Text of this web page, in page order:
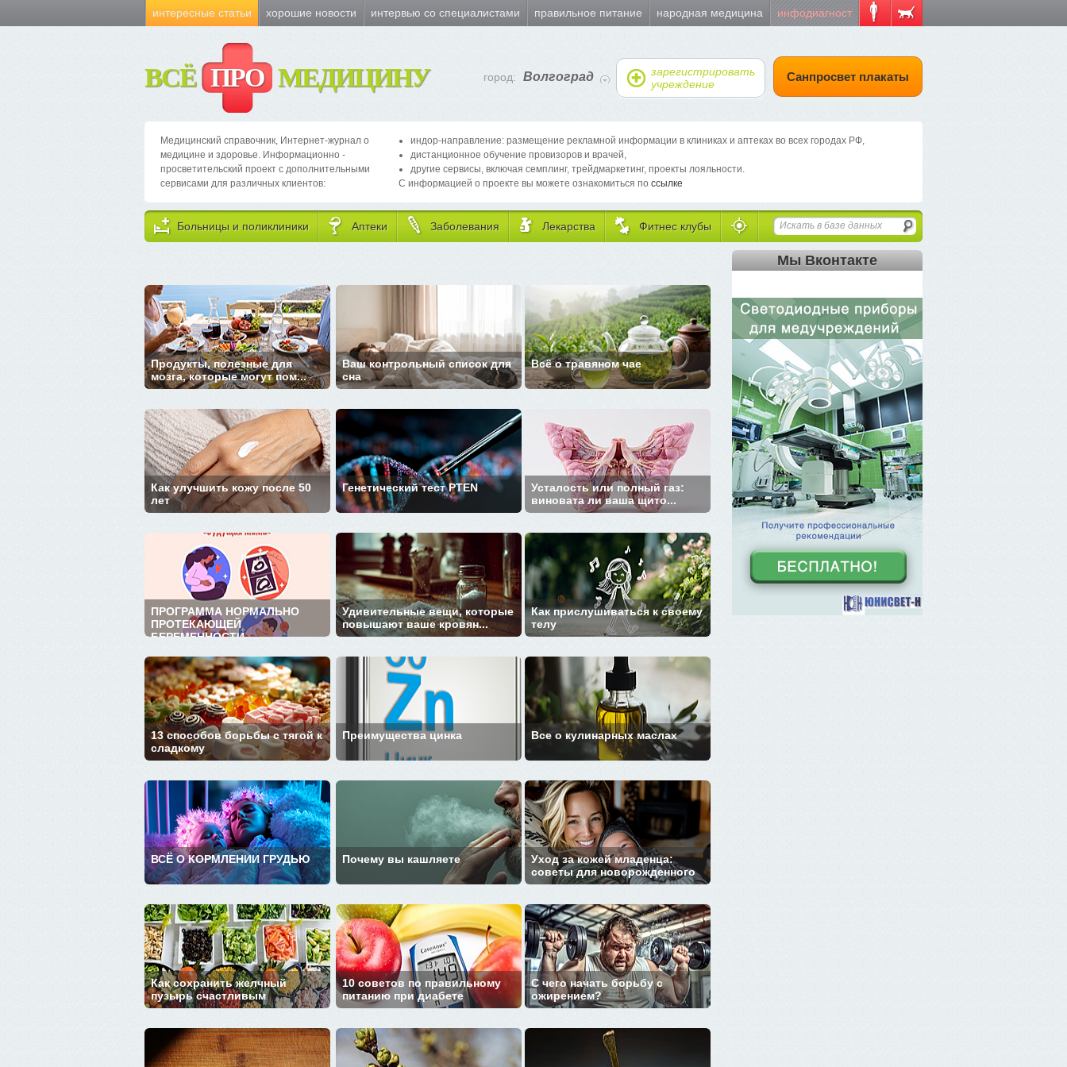
интересные статьи хорошие новости интервью со специалистами правильное питание народная медицина инфодиагност
ВСЁ ПРО МЕДИЦИНУ город: Волгоград
зарегистрировать
учреждение
Санпросвет плакаты
Медицинский справочник, Интернет-журнал о
медицине и здоровье. Информационно -
просветительский проект с дополнительными
сервисами для различных клиентов:
индор-направление: размещение рекламной информации в клиниках и аптеках во всех городах РФ,
дистанционное обучение провизоров и врачей,
другие сервисы, включая семплинг, трейдмаркетинг, проекты лояльности.
С информацией о проекте вы можете ознакомиться по ссылке
Больницы и поликлиники Аптеки Заболевания Лекарства Фитнес клубы
Продукты, полезные для
мозга, которые могут пом...
Ваш контрольный список для
сна
Всё о травяном чае
Как улучшить кожу после 50
лет
Генетический тест PTEN
Усталость или полный газ:
виновата ли ваша щито...
ПРОГРАММА НОРМАЛЬНО
ПРОТЕКАЮЩЕЙ
БЕРЕМЕННОСТИ ...
Удивительные вещи, которые
повышают ваше кровян...
Как прислушиваться к своему
телу
13 способов борьбы с тягой к
сладкому
Преимущества цинка Все о кулинарных маслах
ВСЁ О КОРМЛЕНИИ ГРУДЬЮ Почему вы кашляете
Уход за кожей младенца:
советы для новорожденного
Как сохранить желчный
пузырь счастливым
10 советов по правильному
питанию при диабете
С чего начать борьбу с
ожирением?
Мы Вконтакте